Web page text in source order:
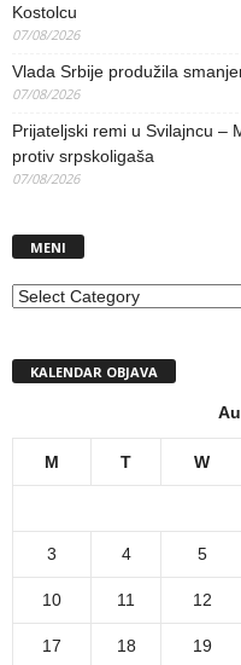
Kostolcu
07/08/2026
Vlada Srbije produžila
07/08/2026
Prijateljski remi u Svilajncu –
protiv srpskoligaša
07/08/2026
MENI
MENI
KALENDAR OBJAVA
M T W
3 4 5
10 11 12
17 18 19